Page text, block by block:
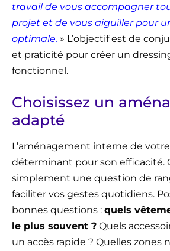
travail de vous accompagner
projet et de vous aiguiller pour
optimale. » L’objectif est de
et praticité pour créer un
fonctionnel.
Choisissez un
adapté
L’aménagement interne de
déterminant pour son efficacité.
simplement une question de
faciliter vos gestes quotidiens.
bonnes questions : quels
le plus souvent ? Quels
un accès rapide ? Quelles zones